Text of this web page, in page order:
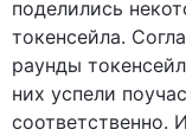
поделились
токенсейла.
раунды
них успели
соответственно.